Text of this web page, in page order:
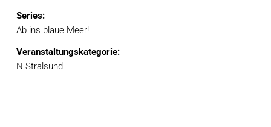
Series:
Ab ins blaue Meer!
Veranstaltungskategorie:
N Stralsund